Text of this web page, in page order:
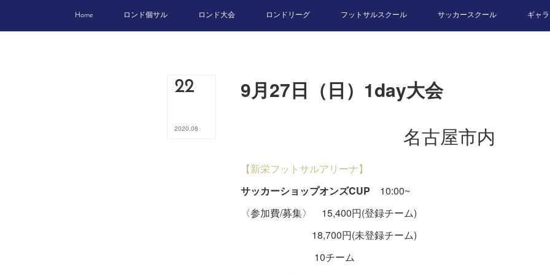
Home ロンド個サル ロンド大会 ロンドリーグ フットサルスクール サッカースクール ギャ
22
2020.08
9月27日（日）1day大会
名古屋市内
【新栄フットサルアリーナ】
サッカーショップオンズCUP 10:00~
〈参加費/募集〉 15,400円(登録チーム)
18,700円(未登録チーム)
10チーム